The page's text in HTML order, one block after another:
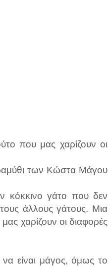
που μας χαρίζουν οι
των Κώστα Μάγου
κόκκινο γάτο που δεν
άλλους γάτους. Μια
χαρίζουν οι διαφορές
είναι μάγος, όμως το